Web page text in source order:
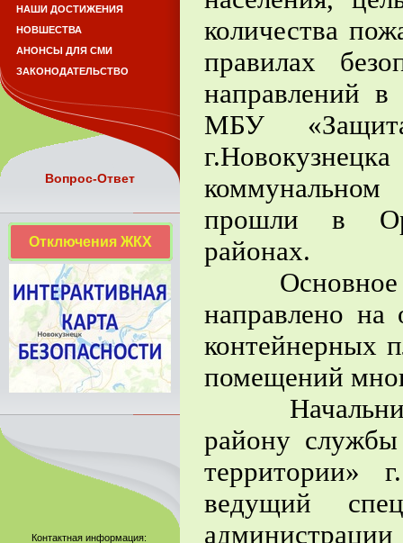
количества
правилах
направлений в
МБУ
прошли в
районах.
Основное
направлено
контейнерных
помещений
Начальник
району
территории»
ведущий
НАШИ ДОСТИЖЕНИЯ
НОВШЕСТВА
АНОНСЫ ДЛЯ СМИ
ЗАКОНОДАТЕЛЬСТВО
Вопрос-Ответ
Отключения ЖКХ
Контактная информация: